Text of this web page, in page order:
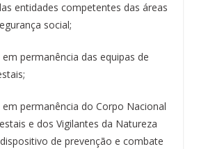
entidades competentes das áreas
social;
permanência das equipas de
permanência do Corpo Nacional
e dos Vigilantes da Natureza
de prevenção e combate